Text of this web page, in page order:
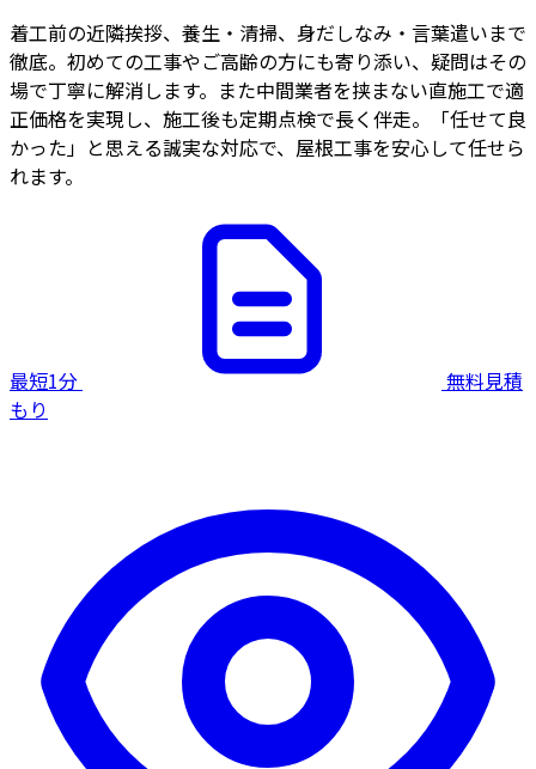
着工前の近隣挨拶、養生・清掃、身だしなみ・言葉遣いまで
徹底。初めての工事やご高齢の方にも寄り添い、疑問はその
場で丁寧に解消します。また中間業者を挟まない直施工で適
正価格を実現し、施工後も定期点検で長く伴走。「任せて良
かった」と思える誠実な対応で、屋根工事を安心して任せら
れます。
最短1分
無料見積
もり